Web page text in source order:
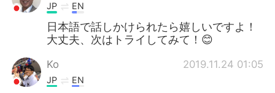
JP EN
日本語で話しかけられたら嬉しいですよ！
大丈夫、次はトライしてみて！😊
Ko 2019.11.24 01:05
JP EN